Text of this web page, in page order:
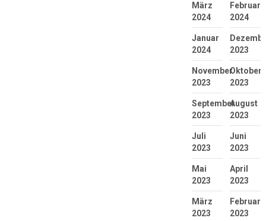
März
2024
Februar
2024
Januar
2024
2023
November
2023
Oktober
2023
September
2023
August
2023
Juli
2023
Juni
2023
Mai
2023
April
2023
März
2023
Februar
2023